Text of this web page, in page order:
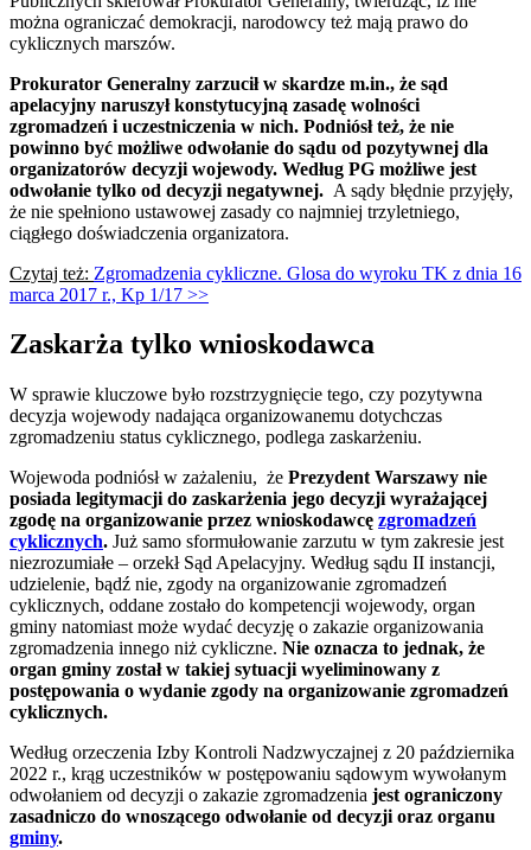
można ograniczać demokracji, narodowcy też mają prawo do
cyklicznych marszów.
Prokurator Generalny zarzucił w skardze m.in., że sąd
apelacyjny naruszył konstytucyjną zasadę wolności
zgromadzeń i uczestniczenia w nich. Podniósł też, że nie
powinno być możliwe odwołanie do sądu od pozytywnej dla
organizatorów decyzji wojewody. Według PG możliwe jest
odwołanie tylko od decyzji negatywnej. A sądy błędnie przyjęły,
że nie spełniono ustawowej zasady co najmniej trzyletniego,
ciągłego doświadczenia organizatora.
Czytaj też: Zgromadzenia cykliczne. Glosa do wyroku TK z dnia 16
marca 2017 r., Kp 1/17 >>
Zaskarża tylko wnioskodawca
W sprawie kluczowe było rozstrzygnięcie tego, czy pozytywna
decyzja wojewody nadająca organizowanemu dotychczas
zgromadzeniu status cyklicznego, podlega zaskarżeniu.
Wojewoda podniósł w zażaleniu, że Prezydent Warszawy nie
posiada legitymacji do zaskarżenia jego decyzji wyrażającej
zgodę na organizowanie przez wnioskodawcę zgromadzeń
cyklicznych. Już samo sformułowanie zarzutu w tym zakresie jest
niezrozumiałe – orzekł Sąd Apelacyjny. Według sądu II instancji,
udzielenie, bądź nie, zgody na organizowanie zgromadzeń
cyklicznych, oddane zostało do kompetencji wojewody, organ
gminy natomiast może wydać decyzję o zakazie organizowania
zgromadzenia innego niż cykliczne. Nie oznacza to jednak, że
organ gminy został w takiej sytuacji wyeliminowany z
postępowania o wydanie zgody na organizowanie zgromadzeń
cyklicznych.
Według orzeczenia Izby Kontroli Nadzwyczajnej z 20 października
2022 r., krąg uczestników w postępowaniu sądowym wywołanym
odwołaniem od decyzji o zakazie zgromadzenia jest ograniczony
zasadniczo do wnoszącego odwołanie od decyzji oraz organu
gminy.